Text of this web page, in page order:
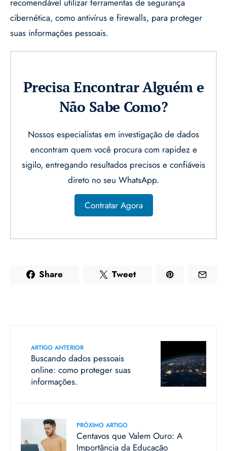
cibernética, como antivírus e firewalls, para proteger
suas informações pessoais.
Precisa Encontrar Alguém e
Não Sabe Como?
Nossos especialistas em investigação de dados
encontram quem você procura com rapidez e
sigilo, entregando resultados precisos e confiáveis
direto no seu WhatsApp.
Contratar Agora
Share Tweet
ARTIGO ANTERIOR
Buscando dados pessoais
online: como proteger suas
informações.
PRÓXIMO ARTIGO
Centavos que Valem Ouro: A
Importância da Educação